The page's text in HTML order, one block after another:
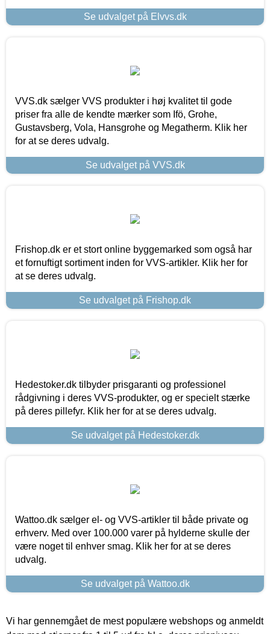
Se udvalget på Elvvs.dk
VVS.dk sælger VVS produkter i høj kvalitet til gode
priser fra alle de kendte mærker som Ifö, Grohe,
Gustavsberg, Vola, Hansgrohe og Megatherm. Klik her
for at se deres udvalg.
Se udvalget på VVS.dk
Frishop.dk er et stort online byggemarked som også har
et fornuftigt sortiment inden for VVS-artikler. Klik her for
at se deres udvalg.
Se udvalget på Frishop.dk
Hedestoker.dk tilbyder prisgaranti og professionel
rådgivning i deres VVS-produkter, og er specielt stærke
på deres pillefyr. Klik her for at se deres udvalg.
Se udvalget på Hedestoker.dk
Wattoo.dk sælger el- og VVS-artikler til både private og
erhverv. Med over 100.000 varer på hylderne skulle der
være noget til enhver smag. Klik her for at se deres
udvalg.
Se udvalget på Wattoo.dk
Vi har gennemgået de mest populære webshops og anmeldt